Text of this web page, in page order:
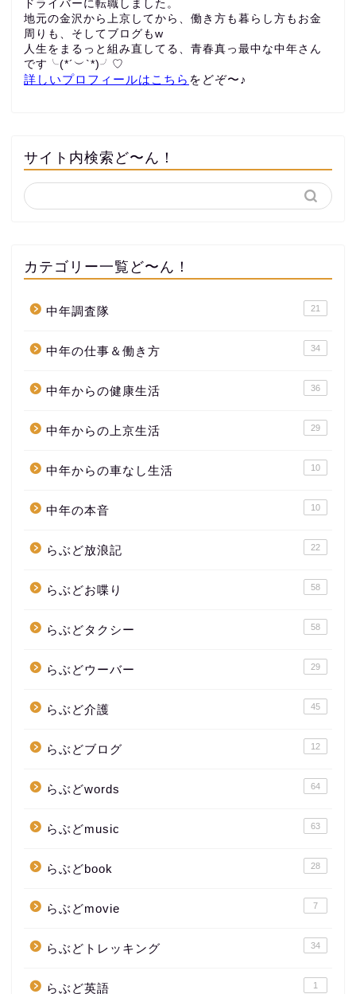
ドライバーに転職しました。
地元の金沢から上京してから、働き方も暮らし方もお金
周りも、 そしてブログもw
人生をまるっと組み直してる、青春真っ最中な中年さん
です╰(*´︶`*)╯♡
詳しいプロフィールはこちら をどぞ〜♪
サイト内検索ど〜ん！
カテゴリー一覧ど〜ん！
中年調査隊 21
中年の仕事＆働き方 34
中年からの健康生活 36
中年からの上京生活 29
中年からの車なし生活 10
中年の本音 10
らぶど放浪記 22
らぶどお喋り 58
らぶどタクシー 58
らぶどウーバー 29
らぶど介護 45
らぶどブログ 12
らぶどwords 64
らぶどmusic 63
らぶどbook 28
らぶどmovie 7
らぶどトレッキング 34
らぶど英語 1